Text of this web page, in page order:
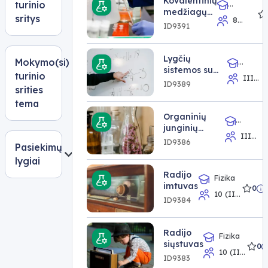
turinio
sritys
Mokymo(si)
turinio
srities
tema
Pasiekimų
lygiai
klasė
medžiagų
struktūra ir
ryšys
ID9391
Chemija
8
gimnazijos
Lygčių
sistemos su
daugiau negu
nežinomaisiais
ID9389
III
klasė
Organinių
junginių
IUPAC
ID9386
Chemija
III
klasė
Radijo
imtuvas
ID9384
Fizika
10 (II
klasė,IV
klasė
0
Radijo
siųstuvas
ID9383
Fizika
10 (II
0